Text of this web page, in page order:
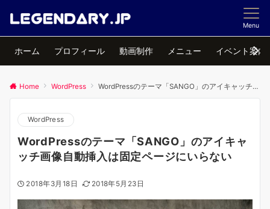
Menu
ホーム プロフィール 動画制作 メニュー イベント案内
Home WordPress WordPressのテーマ「SANGO」のアイキャッチ画像自動挿入は固定ページにいらない
WordPress
WordPressのテーマ「SANGO」のアイキャ
ッチ画像自動挿入は固定ページにいらない
2018年3月18日 2018年5月23日